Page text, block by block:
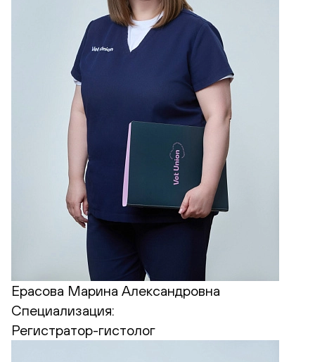
Ерасова Марина Александровна
Специализация:
Регистратор-гистолог